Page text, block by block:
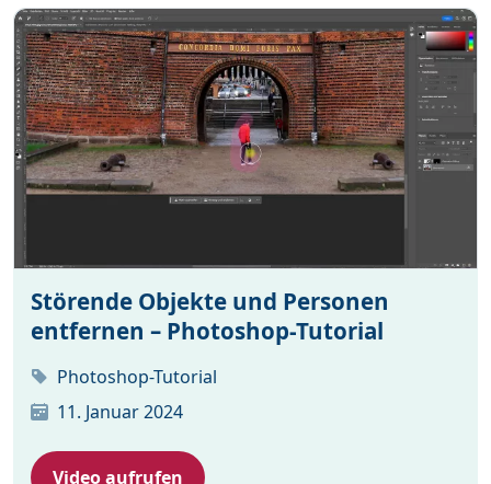
Störende Objekte und Personen
entfernen – Photoshop-Tutorial
Photoshop-Tutorial
11. Januar 2024
Video aufrufen